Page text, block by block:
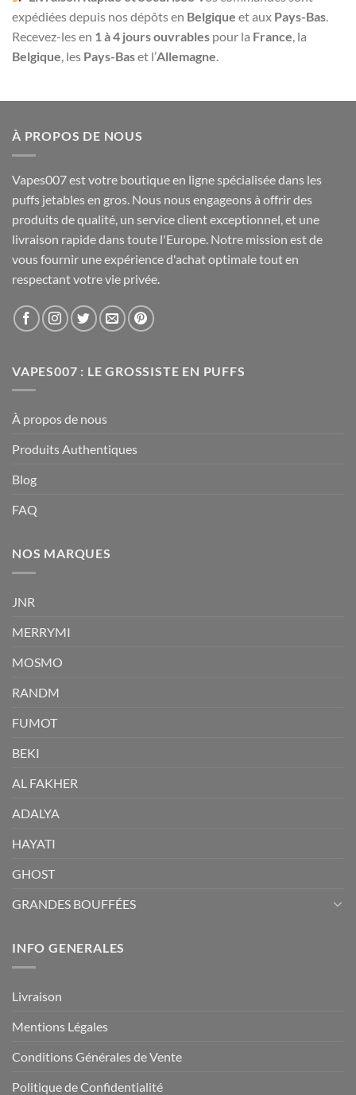
expédiées depuis nos dépôts en Belgique et aux Pays-Bas
Recevez-les en 1 à 4 jours ouvrables pour la France , la
Belgique , les Pays-Baset l’Allemagne
À PROPOS DE NOUS
Vapes007 est votre boutique en ligne spécialisée dans les
puffs jetables en gros. Nous nous engageons à offrir des
produits de qualité, un service client exceptionnel, et une
livraison rapide dans toute l'Europe. Notre mission est de
vous fournir une expérience d'achat optimale tout en
respectant votre vie privée.
VAPES007 : LE GROSSISTE EN PUFFS
À propos de nous
Produits Authentiques
Blog
FAQ
NOS MARQUES
JNR
MERRYMI
MOSMO
RANDM
FUMOT
BEKI
AL FAKHER
ADALYA
HAYATI
GHOST
GRANDES BOUFFÉES
INFO GENERALES
Livraison
Mentions Légales
Conditions Générales de Vente
Politique de Confidentialité